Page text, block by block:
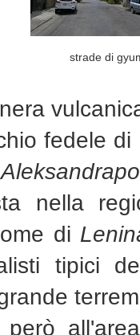
strade di
fedele
nella
di
tipici